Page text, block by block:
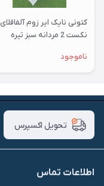
کتونی نایک ایر زوم آلفافلای
نکست 2 مردانه سبز تیره
ناموجود
تحویل اکسپرس
اطلاعات تماس